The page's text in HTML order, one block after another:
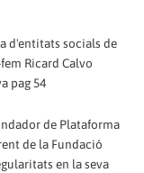
d'entitats socials de
Ricard Calvo
pag 54
de Plataforma
de la Fundació
en la seva